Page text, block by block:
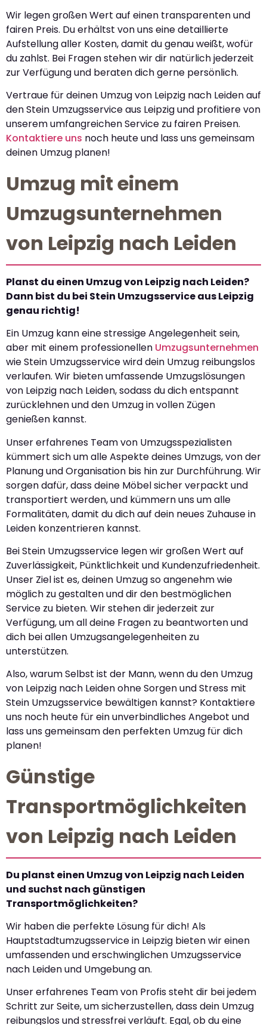
Wir legen großen Wert auf einen transparenten und
fairen Preis. Du erhältst von uns eine detaillierte
Aufstellung aller Kosten, damit du genau weißt, wofür
du zahlst. Bei Fragen stehen wir dir natürlich jederzeit
zur Verfügung und beraten dich gerne persönlich.
Vertraue für deinen Umzug von Leipzig nach Leiden auf
den Stein Umzugsservice aus Leipzig und profitiere von
unserem umfangreichen Service zu fairen Preisen.
Kontaktiere uns noch heute und lass uns gemeinsam
deinen Umzug planen!
Umzug mit einem
Umzugsunternehmen
von Leipzig nach Leiden
Planst du einen Umzug von Leipzig nach Leiden?
Dann bist du bei Stein Umzugsservice aus Leipzig
genau richtig!
Ein Umzug kann eine stressige Angelegenheit sein,
aber mit einem professionellen Umzugsunternehmen
wie Stein Umzugsservice wird dein Umzug reibungslos
verlaufen. Wir bieten umfassende Umzugslösungen
von Leipzig nach Leiden, sodass du dich entspannt
zurücklehnen und den Umzug in vollen Zügen
genießen kannst.
Unser erfahrenes Team von Umzugsspezialisten
kümmert sich um alle Aspekte deines Umzugs, von der
Planung und Organisation bis hin zur Durchführung. Wir
sorgen dafür, dass deine Möbel sicher verpackt und
transportiert werden, und kümmern uns um alle
Formalitäten, damit du dich auf dein neues Zuhause in
Leiden konzentrieren kannst.
Bei Stein Umzugsservice legen wir großen Wert auf
Zuverlässigkeit, Pünktlichkeit und Kundenzufriedenheit.
Unser Ziel ist es, deinen Umzug so angenehm wie
möglich zu gestalten und dir den bestmöglichen
Service zu bieten. Wir stehen dir jederzeit zur
Verfügung, um all deine Fragen zu beantworten und
dich bei allen Umzugsangelegenheiten zu
unterstützen.
Also, warum Selbst ist der Mann, wenn du den Umzug
von Leipzig nach Leiden ohne Sorgen und Stress mit
Stein Umzugsservice bewältigen kannst? Kontaktiere
uns noch heute für ein unverbindliches Angebot und
lass uns gemeinsam den perfekten Umzug für dich
planen!
Günstige
Transportmöglichkeiten
von Leipzig nach Leiden
Du planst einen Umzug von Leipzig nach Leiden
und suchst nach günstigen
Transportmöglichkeiten?
Wir haben die perfekte Lösung für dich! Als
Hauptstadtumzugsservice in Leipzig bieten wir einen
umfassenden und erschwinglichen Umzugsservice
nach Leiden und Umgebung an.
Unser erfahrenes Team von Profis steht dir bei jedem
Schritt zur Seite, um sicherzustellen, dass dein Umzug
reibungslos und stressfrei verläuft. Egal, ob du eine